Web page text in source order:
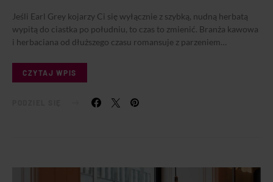
Jeśli Earl Grey kojarzy Ci się wyłącznie z szybką, nudną herbatą
wypitą do ciastka po południu, to czas to zmienić. Branża kawowa
i herbaciana od dłuższego czasu romansuje z parzeniem…
CZYTAJ WPIS